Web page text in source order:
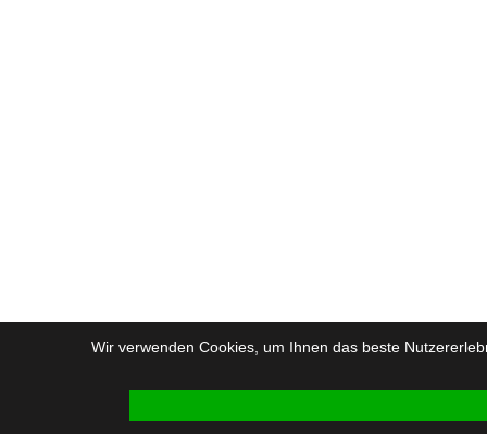
Wir verwenden Cookies, um Ihnen das beste